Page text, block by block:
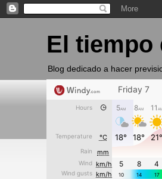
El tiempo
Blog dedicado a hacer